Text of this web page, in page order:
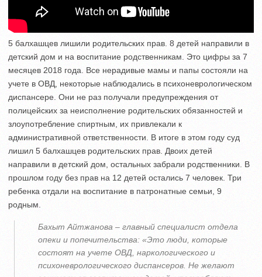
5 балхашцев лишили родительских прав. 8 детей направили в
детский дом и на воспитание родственникам. Это цифры за 7
месяцев 2018 года. Все нерадивые мамы и папы состояли на
учете в ОВД, некоторые наблюдались в психоневрологическом
диспансере. Они не раз получали предупреждения от
полицейских за неисполнение родительских обязанностей и
злоупотребление спиртным, их привлекали к
административной ответственности. В итоге в этом году суд
лишил 5 балхашцев родительских прав. Двоих детей
направили в детский дом, остальных забрали родственники. В
прошлом году без прав на 12 детей остались 7 человек. Три
ребенка отдали на воспитание в патронатные семьи, 9
родным.
Бахыт Айтжанова – главный специалист отдела
опеки и попечительства: «Это люди, которые
состоят на учете ОВД, наркологического и
психоневрологического диспансеров. Не желают